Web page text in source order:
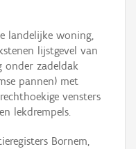
landelijke woning,
lijstgevel van
onder zadeldak
pannen) met
vensters
lekdrempels.
Bornem,